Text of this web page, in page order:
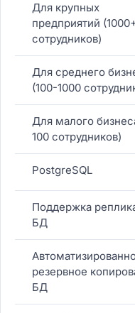
Для крупных
предприятий
сотрудников)
Для среднего
(100-1000
Для малого
100 сотрудников)
PostgreSQL
Поддержка
БД
резервное
БД